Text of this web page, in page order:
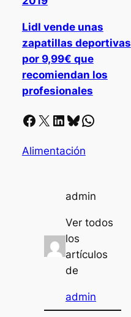
Lidl vende unas
zapatillas deportivas
por 9,99€ que
recomiendan los
profesionales
Facebook X LinkedIn Bluesky Whatsapp
Alimentación
admin
Ver todos
los
artículos
de
admin